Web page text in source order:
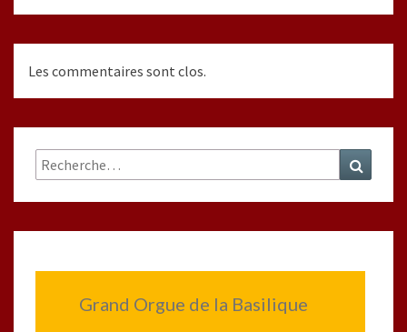
Les commentaires sont clos.
Rechercher :
Grand Orgue de la Basilique